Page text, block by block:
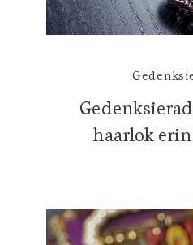
haarlok